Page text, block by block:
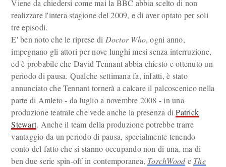
Viene da chiedersi come mai la BBC abbia scelto di non
realizzare l'intera stagione del 2009, e di aver optato per soli
tre episodi.
E' ben noto che le riprese di Doctor Who, ogni anno,
impegnano gli attori per nove lunghi mesi senza interruzione,
ed è probabile che David Tennant abbia chiesto e ottenuto un
periodo di pausa. Qualche settimana fa, infatti, è stato
annunciato che Tennant tornerà a calcare il palcoscenico nella
parte di Amleto - da luglio a novembre 2008 - in una
produzione teatrale che vede anche la presenza diPatrick
Stewart. Anche il team della produzione potrebbe trarre
vantaggio da un periodo di pausa, specialmente tenendo
conto del fatto che si stanno occupando non di una, ma di
ben due serie spin-off in contemporanea, TorchWoode The